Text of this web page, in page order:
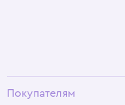
Покупателям